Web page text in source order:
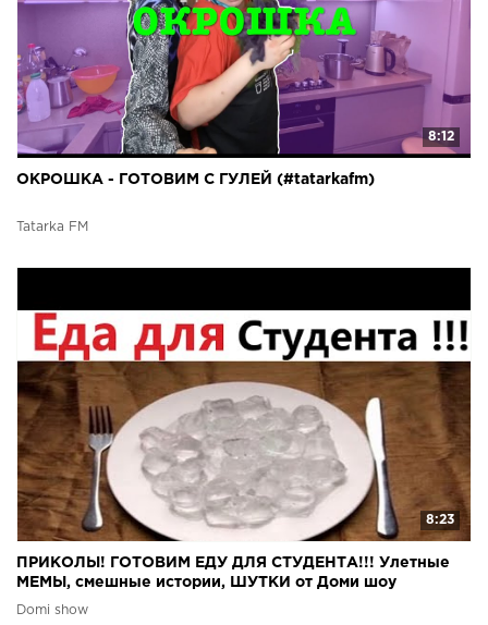
8:12
ОКРОШКА - ГОТОВИМ С ГУЛЕЙ (#tatarkafm)
Tatarka FM
8:23
ПРИКОЛЫ! ГОТОВИМ ЕДУ ДЛЯ СТУДЕНТА!!! Улетные
МЕМЫ, смешные истории, ШУТКИ от Доми шоу
Domi show